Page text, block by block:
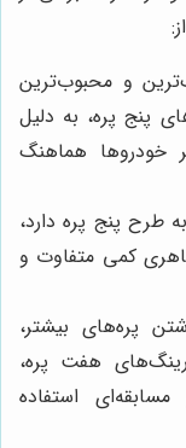
و محبوب‌ترین
پنج پره، به دلیل
خودروها هماهنگ
طرح پنج پره دارد،
کمی متفاوت و
پره‌های بیشتر،
هفت پره،
استفاده